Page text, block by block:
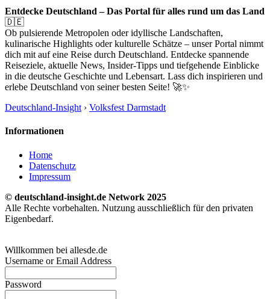
Entdecke Deutschland – Das Portal für alles rund um das Land
🇩🇪
Ob pulsierende Metropolen oder idyllische Landschaften,
kulinarische Highlights oder kulturelle Schätze – unser Portal nimmt
dich mit auf eine Reise durch Deutschland. Entdecke spannende
Reiseziele, aktuelle News, Insider-Tipps und tiefgehende Einblicke
in die deutsche Geschichte und Lebensart. Lass dich inspirieren und
erlebe Deutschland von seiner besten Seite! 🚀✨
Deutschland-Insight › Volksfest Darmstadt
Informationen
Home
Datenschutz
Impressum
© deutschland-insight.de Network 2025
Alle Rechte vorbehalten. Nutzung ausschließlich für den privaten
Eigenbedarf.
Willkommen bei allesde.de
Username or Email Address
Password